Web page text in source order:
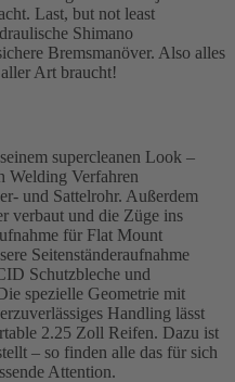
Last, but not least
Shimano
Bremsmanöver. Also alles
Art braucht!
supercleanen Look –
Welding Verfahren
und Sattelrohr. Außerdem
verbaut und die Züge ins
für Flat Mount
Seitenständeraufnahme
Schutzbleche und
spezielle Geometrie mit
Handling lässt
2.25 Zoll Reifen. Dazu ist
– so finden alle das für sich
Attention.